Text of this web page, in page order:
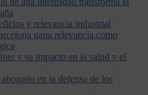
y relevancia industrial
gana relevancia como
y su impacto en la salud y el
en la defensa de los